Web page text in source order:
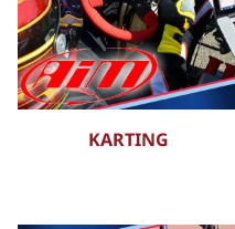
KARTING